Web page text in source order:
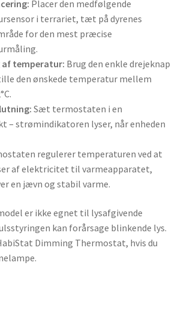
Placer den medfølgende
i terrariet, tæt på dyrenes
for den mest præcise
temperatur: Brug den enkle drejeknap
den ønskede temperatur mellem
Sæt termostaten i en
– strømindikatoren lyser, når enheden
regulerer temperaturen ved at
af elektricitet til varmeapparatet,
en jævn og stabil varme.
er ikke egnet til lysafgivende
kan forårsage blinkende lys.
Dimming Thermostat, hvis du